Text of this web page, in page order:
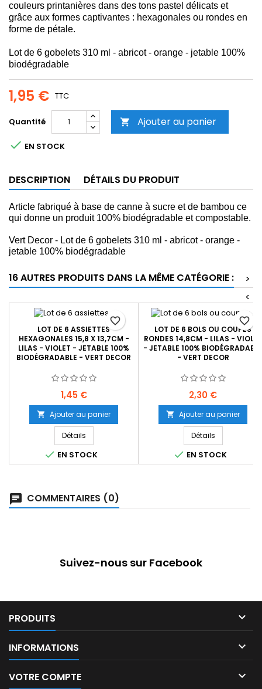
couleurs printanières dans des tons pastel délicats et
grâce aux formes captivantes : hexagonales ou rondes en
forme de pétale.
Lot de 6 gobelets 310 ml - abricot - orange - jetable 100%
biodégradable
1,95 € TTC
Quantité  Ajouter au panier
 EN STOCK
DESCRIPTION DÉTAILS DU PRODUIT
Article fabriqué à base de canne à sucre et de bambou ce
qui donne un produit 100% biodégradable et compostable.
Vert Decor - Lot de 6 gobelets 310 ml - abricot - orange -
jetable 100% biodégradable
16 AUTRES PRODUITS DANS LA MÊME CATÉGORIE :
>
<
LOT DE 6 ASSIETTES
HEXAGONALES 15,8 X 13,7CM -
LILAS - VIOLET - JETABLE 100%
BIODÉGRADABLE - VERT DECOR
Prix
1,45 €
 Ajouter au panier
Détails
 EN STOCK
favorite_border
LOT DE 6 BOLS OU COUPES
RONDES 14,8CM - LILAS - VIOLET
- JETABLE 100% BIODÉGRADABLE
- VERT DECOR
Prix
2,30 €
 Ajouter au panier
Détails
 EN STOCK
favorite_border
COMMENTAIRES (0)
Suivez-nous sur Facebook
PRODUITS 
INFORMATIONS 
VOTRE COMPTE 